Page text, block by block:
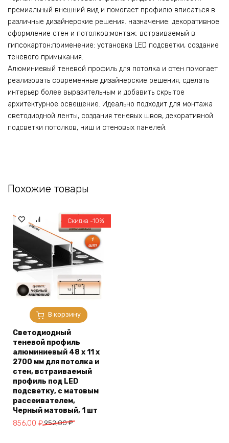
премиальный внешний вид и помогает профилю вписаться в
различные дизайнерские решения. назначение: декоративное
оформление стен и потолков;монтаж: встраиваемый в
гипсокартон;применение: установка LED подсветки, создание
теневого примыкания.
Алюминиевый теневой профиль для потолка и стен помогает
реализовать современные дизайнерские решения, сделать
интерьер более выразительным и добавить скрытое
архитектурное освещение. Идеально подходит для монтажа
светодиодной ленты, создания теневых швов, декоративной
подсветки потолков, ниш и стеновых панелей.
Похожие товары
В корзину
Скидка -10%
Светодиодный
теневой профиль
алюминиевый 48 х 11 х
2700 мм для потолка и
стен, встраиваемый
профиль под LED
подсветку, с матовым
рассеивателем,
Черный матовый, 1 шт
952,00₽
Первоначальная
856,00 ₽
Текущая